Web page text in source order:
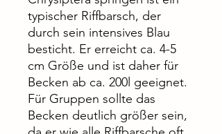
typischer Riffbarsch, der
durch sein intensives Blau
besticht. Er erreicht ca. 4-5
cm Größe und ist daher für
Becken ab ca. 200l geeignet.
Für Gruppen sollte das
Becken deutlich größer sein,